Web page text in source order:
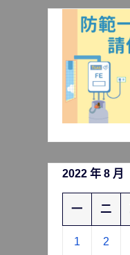
分
2022 年 8 月
一 二
1 2